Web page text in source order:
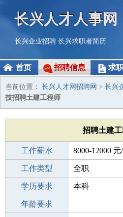
长兴人才人事网
长兴企业招聘 长兴求职者简历
首页 招聘信息 求
当前位置： 长兴人才网招聘网 > 长兴
技招聘土建工程师
招聘土建
工作薪水 8000-12000 元
招聘人数 1人
工作类型 全职
性别要求 -
学历要求 本科
工作经验
年龄要求